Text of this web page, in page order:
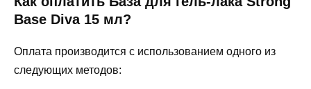
Base Diva 15 мл?
Оплата производится с использованием одного из
следующих методов: